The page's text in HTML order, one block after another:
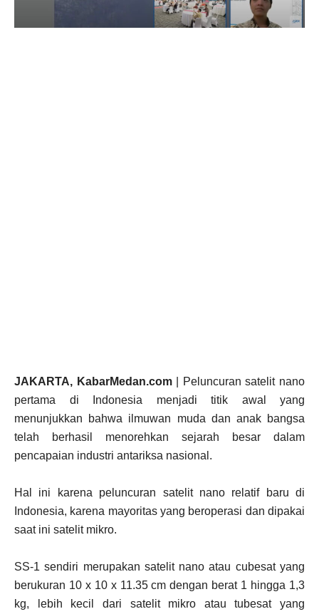
JAKARTA, KabarMedan.com| Peluncuran satelit nano
pertama di Indonesia menjadi titik awal yang
menunjukkan bahwa ilmuwan muda dan anak bangsa
telah berhasil menorehkan sejarah besar dalam
pencapaian industri antariksa nasional.
Hal ini karena peluncuran satelit nano relatif baru di
Indonesia, karena mayoritas yang beroperasi dan dipakai
saat ini satelit mikro.
SS-1 sendiri merupakan satelit nano atau cubesat yang
berukuran 10 x 10 x 11.35 cm dengan berat 1 hingga 1,3
kg, lebih kecil dari satelit mikro atau tubesat yang